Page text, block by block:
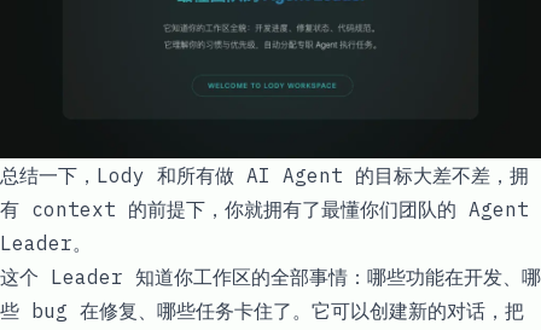
总结一下，Lody 和所有做 AI Agent 的目标大差不差，拥
有 context 的前提下，你就拥有了最懂你们团队的 Agent
Leader。
这个 Leader 知道你工作区的全部事情：哪些功能在开发、哪
些 bug 在修复、哪些任务卡住了。它可以创建新的对话，把